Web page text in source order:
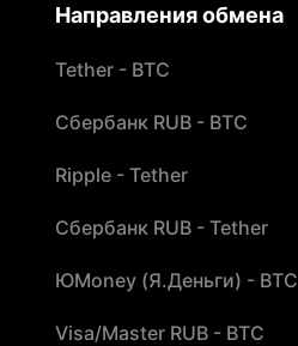
Направления обмена
Tether - BTC
Сбербанк RUB - BTC
Ripple - Tether
Сбербанк RUB - Tether
ЮMoney (Я.Деньги) - BTC
Visa/Master RUB - BTC